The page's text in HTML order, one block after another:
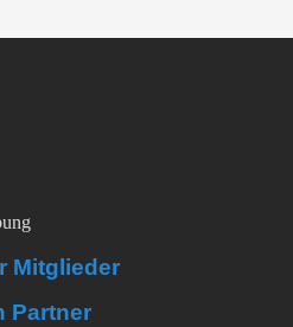
Mitglieder
Partner